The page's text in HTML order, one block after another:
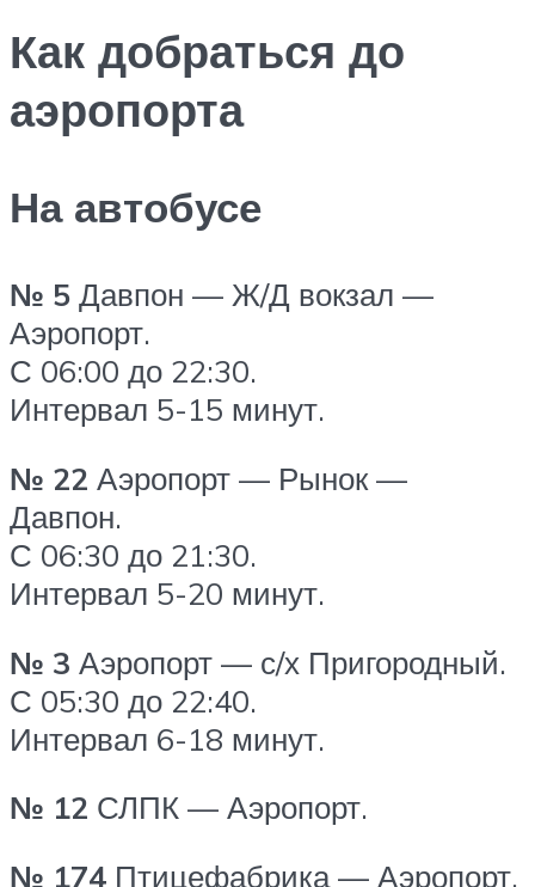
Как добраться до
аэропорта
На автобусе
№ 5 Давпон — Ж/Д вокзал —
Аэропорт.
С 06:00 до 22:30.
Интервал 5-15 минут.
№ 22 Аэропорт — Рынок —
Давпон.
С 06:30 до 21:30.
Интервал 5-20 минут.
№ 3 Аэропорт — с/х Пригородный.
С 05:30 до 22:40.
Интервал 6-18 минут.
№ 12 СЛПК — Аэропорт.
№ 174 Птицефабрика — Аэропорт.